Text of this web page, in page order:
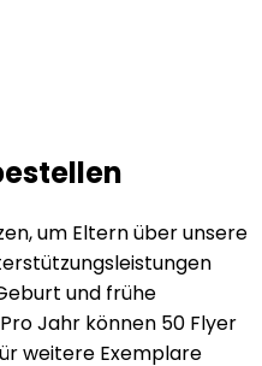
um Eltern über unsere
und frühe
Jahr können 50 Flyer
weitere Exemplare